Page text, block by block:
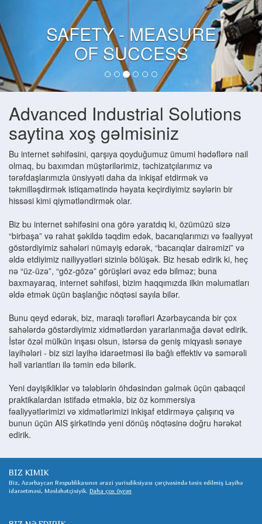
SAFETY - MEASURE
OF SUCCESS
Advanced Industrial Solutions
saytina xoş gəlmisiniz
Bu internet səhifəsini, qarşıya qoyduğumuz ümumi hədəflərə nail
olmaq, bu baxımdan müştərilərimiz, təchizatçılarımız və
tərəfdaşlarımızla ünsiyyəti daha da inkişaf etdirmək və
təkmilləşdirmək istiqamətində həyata keçirdiyimiz səylərin bir
hissəsi kimi qiymətləndirmək olar.
Biz bu internet səhifəsini ona görə yaratdıq ki, özümüzü sizə
“birbaşa” və rahat şəkildə təqdim edək, bacarıqlarımızı və fəaliyyət
göstərdiyimiz sahələri nümayiş edərək, “bacarıqlar dairəmizi” və
əldə etdiyimiz nailiyyətləri sizinlə bölüşək. Biz hesab edirik ki, heç
nə “üz-üzə”, “göz-gözə” görüşləri əvəz edə bilməz; buna
baxmayaraq, internet səhifəsi, bizim haqqımızda ilkin məlumatları
əldə etmək üçün başlanğıc nöqtəsi sayıla bilər.
Bunu qeyd edərək, biz, maraqlı tərəfləri Azərbaycanda bir çox
sahələrdə göstərdiyimiz xidmətlərdən yararlanmağa dəvət edirik.
İstər özəl mülkün inşası olsun, istərsə də geniş miqyaslı sənaye
layihələri - biz sizi layihə idarəetməsi ilə bağlı effektiv və səmərəli
həll variantları ilə təmin edə bilərik.
Yeni dəyişikliklər və tələblərin öhdəsindən gəlmək üçün qabaqcıl
praktikalardan istifadə etməklə, biz öz kommersiya
fəaliyyətlərimizi və xidmətlərimizi inkişaf etdirməyə çalışırıq və
bunun üçün AIS şirkətində yeni dönüş nöqtəsinə doğru hərəkət
edirik.
BIZ KIMIK
Biz, Azərbaycan Respublikasının ərazi yurisdiksiyası çərçivəsində təsis edilmiş Layihə
idarəetməsi, Məsləhətçisiyik. Daha çox öyrən